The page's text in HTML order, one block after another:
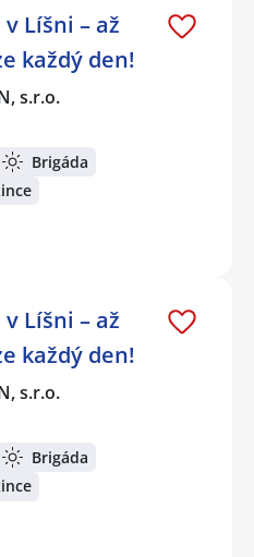
Líšni – až
každý den!
s.r.o.
Brigáda
Líšni – až
každý den!
s.r.o.
Brigáda